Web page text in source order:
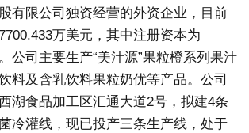
有限公司独资经营的外资企业，目前
万美元，其中注册资本为
公司主要生产“美汁源”果粒橙系列果汁
料及含乳饮料果粒奶优等产品。公司
湖食品加工区汇通大道2号，拟建4条
冷灌线，现已投产三条生产线，处于